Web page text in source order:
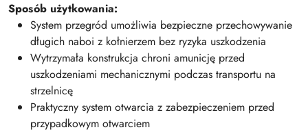
Sposób użytkowania:
System przegród umożliwia bezpieczne przechowywanie
długich naboi z kołnierzem bez ryzyka uszkodzenia
Wytrzymała konstrukcja chroni amunicję przed
uszkodzeniami mechanicznymi podczas transportu na
strzelnicę
Praktyczny system otwarcia z zabezpieczeniem przed
przypadkowym otwarciem